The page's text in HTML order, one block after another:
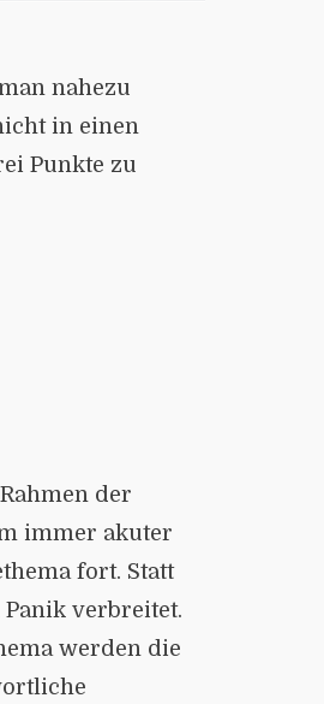
nahezu
in einen
Punkte zu
der
immer akuter
fort. Statt
verbreitet.
werden die